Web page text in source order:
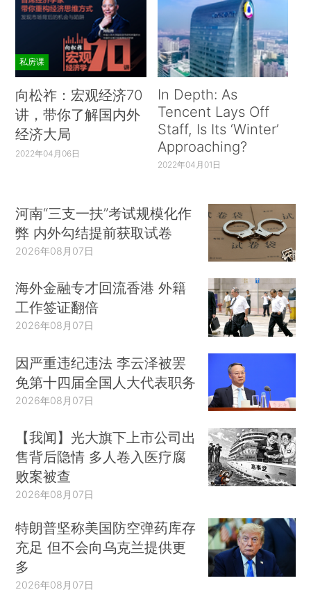
私房课
向松祚：宏观经济70
讲，带你了解国内外
经济大局
2022年04月06日
In Depth: As
Tencent Lays Off
Staff, Is Its ‘Winter’
Approaching?
2022年04月01日
河南“三支一扶”考试规模化作
弊 内外勾结提前获取试卷
2026年08月07日
海外金融专才回流香港 外籍
工作签证翻倍
2026年08月07日
因严重违纪违法 李云泽被罢
免第十四届全国人大代表职务
2026年08月07日
【我闻】光大旗下上市公司出
售背后隐情 多人卷入医疗腐
败案被查
2026年08月07日
特朗普坚称美国防空弹药库存
充足 但不会向乌克兰提供更
多
2026年08月07日